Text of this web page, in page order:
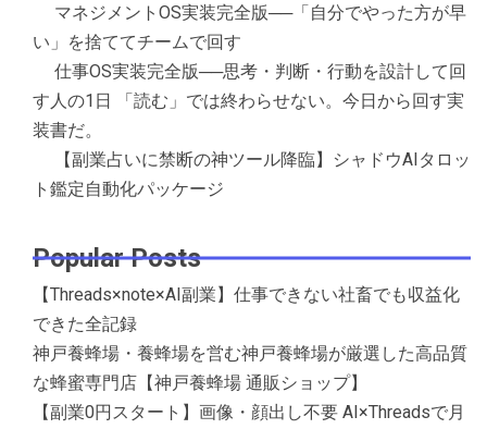
マネジメントOS実装完全版──「自分でやった方が早
い」を捨ててチームで回す
仕事OS実装完全版──思考・判断・行動を設計して回
す人の1日 「読む」では終わらせない。今日から回す実
装書だ。
【副業占いに禁断の神ツール降臨】シャドウAIタロッ
ト鑑定自動化パッケージ
Popular Posts
【Threads×note×AI副業】仕事できない社畜でも収益化
できた全記録
神戸養蜂場・養蜂場を営む神戸養蜂場が厳選した高品質
な蜂蜜専門店【神戸養蜂場 通販ショップ】
【副業0円スタート】画像・顔出し不要 AI×Threadsで月